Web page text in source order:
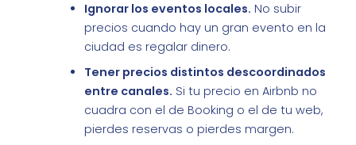
Ignorar los eventos locales. No subir
precios cuando hay un gran evento en la
ciudad es regalar dinero.
Tener precios distintos descoordinados
entre canales. Si tu precio en Airbnb no
cuadra con el de Booking o el de tu web,
pierdes reservas o pierdes margen.